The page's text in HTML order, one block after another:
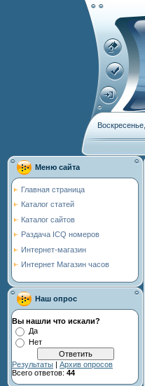
Меню сайта
Главная страница
Каталог статей
Каталог сайтов
Раздача ICQ номеров
Интернет-магазин
Интернет Магазин часов
Наш опрос
Вы нашли что искали?
Да
Нет
Результаты | Архив опросов
Всего ответов: 44